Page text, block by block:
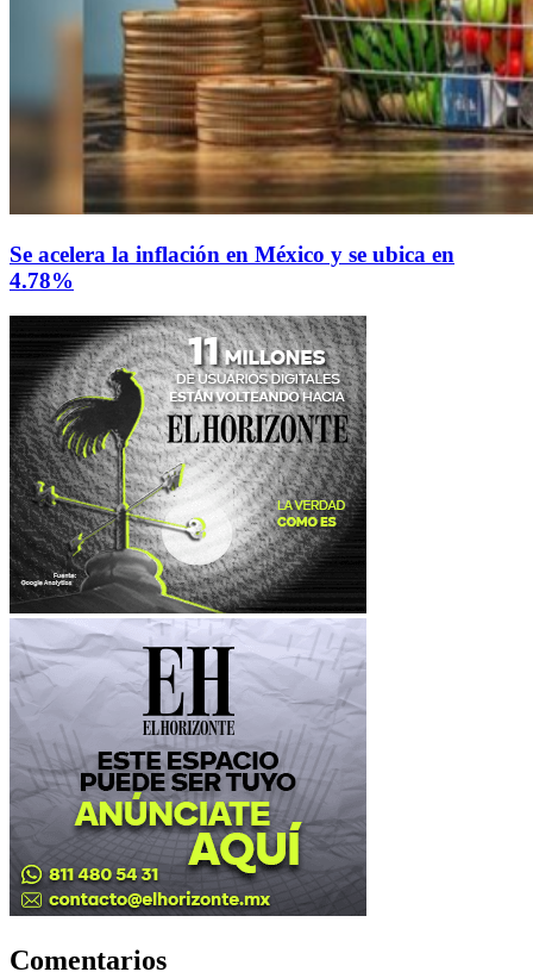
Se acelera la inflación en México y se ubica en
4.78%
Comentarios